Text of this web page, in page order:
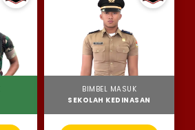
BIMBEL MASUK
SEKOLAH KEDINASAN